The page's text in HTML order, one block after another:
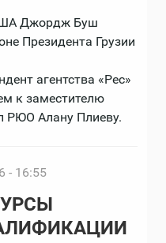
Джордж Буш
Президента Грузии
агентства «Рес»
к заместителю
РЮО Алану Плиеву.
- 16:55